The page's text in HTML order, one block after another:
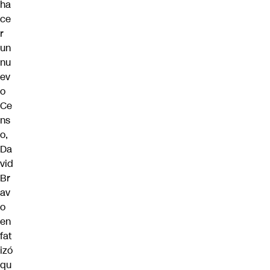
ha
ce
r
un
nu
ev
o
Ce
ns
o,
Da
vid
Br
av
o
en
fat
izó
qu